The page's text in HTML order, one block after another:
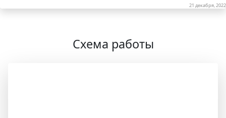
21 декабря, 2022
Схема работы